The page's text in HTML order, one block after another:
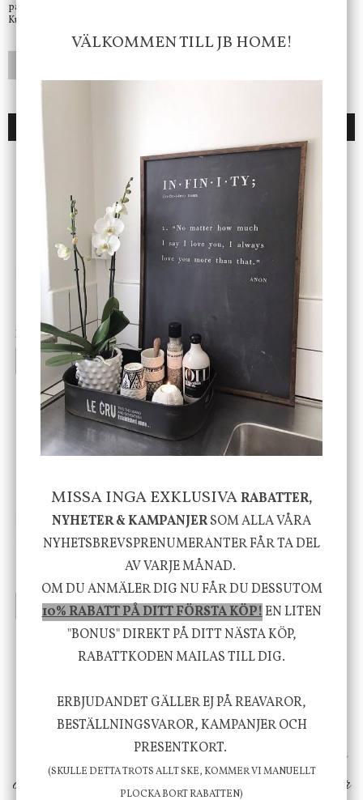
på mail så fort vi kan.
Kundtjänst telefontid öppet vardagar mellan 10.00 - 15.00
ENDAST 1 ST KVAR I LAGER
Cloudy kruka mini, vit
199 kr
INFO KÖP
Bordslampa Mushroom
vit, Utomhus
499 kr
INFO KÖP
House Doctor
Skål, Hands marmor
635 kr 795 kr
-20%
INFO KÖP
Nicolas Vahé
Serveringsfat, Ostron,
Stengods
415 kr
INFO KÖP
Vi vill förmedla känsla, upplevelse och
välbefinnande för dig och ditt hem! Med
inspiration från naturen och dess färgpalett
erbjuder vi omsorgsfullt utvalda produkter som
ökar trivsel i ditt hem och ger det lilla extra för
VÄLKOMMEN TILL JB HOME!
MISSA INGA EXKLUSIVARABATTER,
NYHETER & KAMPANJERSOM ALLA VÅRA
NYHETSBREVSPRENUMERANTER FÅR TA DEL
AV VARJE MÅNAD.
OM DU ANMÄLER DIG NU FÅR DU DESSUTOM
10% RABATT PÅ DITT FÖRSTA KÖP!EN LITEN
"BONUS" DIREKT PÅ DITT NÄSTA KÖP,
RABATTKODEN MAILAS TILL DIG.
ERBJUDANDET GÄLLER EJ PÅ REAVAROR,
BESTÄLLNINGSVAROR, KAMPANJER OCH
PRESENTKORT.
(SKULLE DETTA TROTS ALLT SKE, KOMMER VI MANUELLT
PLOCKA BORT RABATTEN)